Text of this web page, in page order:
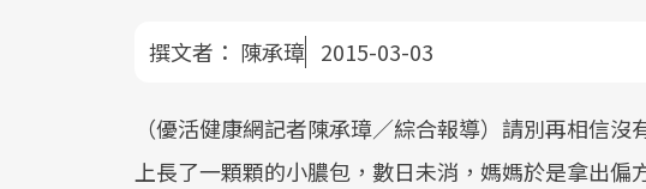
撰文者： 陳承璋 2015-03-03
（優活健康網記者陳承璋／綜合報導）請別再相信
上長了一顆顆的小膿包，數日未消，媽媽於是拿出偏